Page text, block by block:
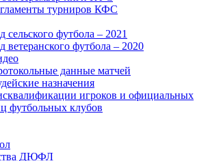
турниров КФС
сельского футбола – 2021
ветеранского футбола – 2020
данные матчей
назначения
игроков и официальных
футбольных клубов
ДЮФЛ